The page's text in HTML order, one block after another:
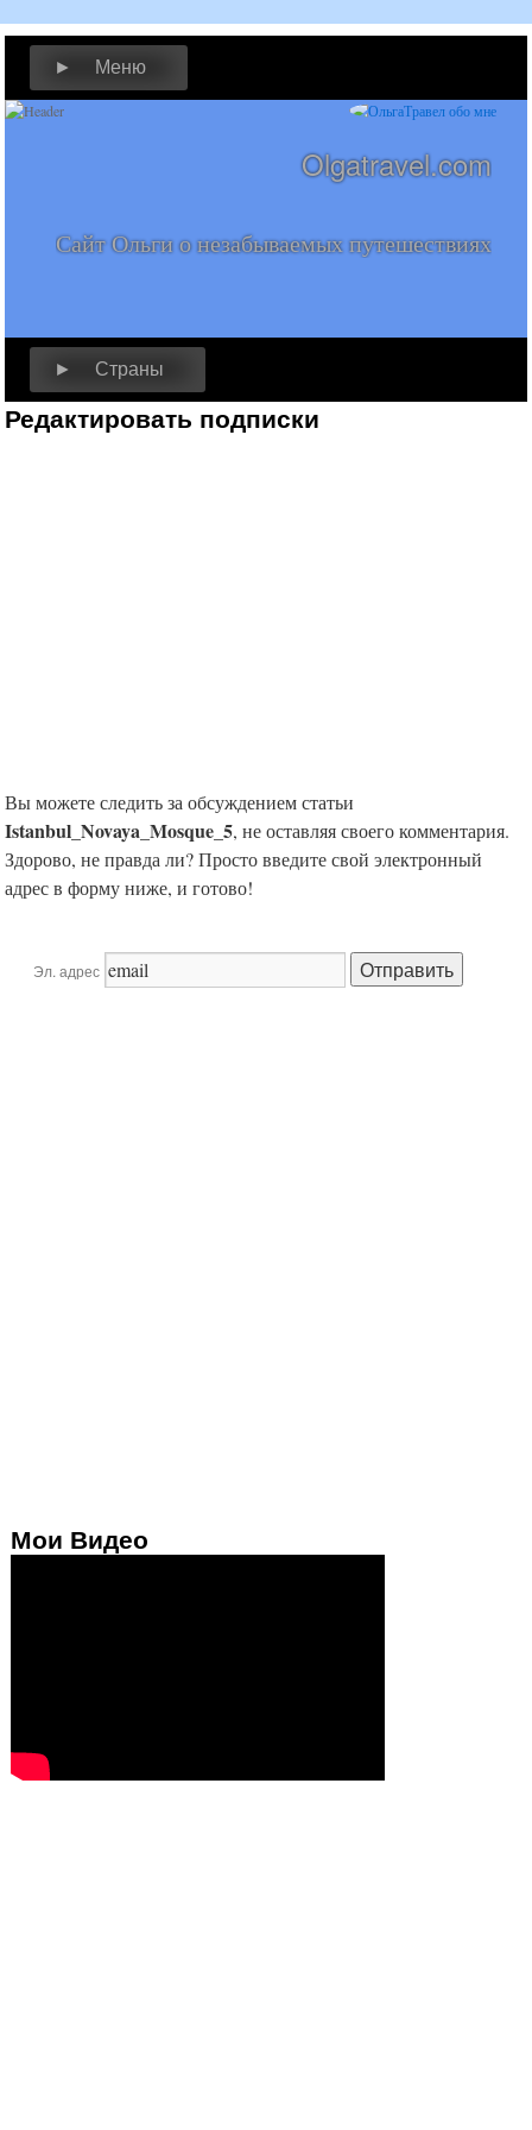
► Меню
Olgatravel.com
Сайт Ольги о незабываемых путешествиях
► Страны
Редактировать подписки
Вы можете следить за обсуждением статьи
Istanbul_Novaya_Mosque_5, не оставляя своего комментария.
Здорово, не правда ли? Просто введите свой электронный
адрес в форму ниже, и готово!
Эл. адрес
Мои Видео